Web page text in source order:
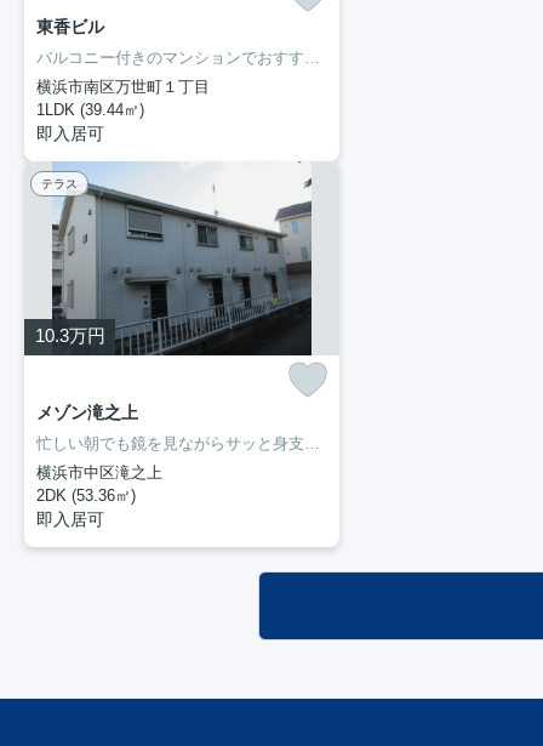
東香ビル
バルコニー付きのマンションでおすすめです。収納はシューズボックス・クロゼットなど豊富なので、衣類や履き物の整理がしやすく便利です。独立洗面台が付いているので、歯ブラシやドライヤーなどをまとめて収納できます。新着情報：東香ビルの空室情報ならコチラ。横濱長者町不動産のスタッフが住まい探しを全力でサポートいたします。お問い合わせは045-251-6681にてお待ちしております。
横浜市南区万世町１丁目
1LDK (39.44㎡)
即入居可
テラス
10.3万円
メゾン滝之上
忙しい朝でも鏡を見ながらサッと身支度を整えることができる独立洗面台を備えております。収納はクロゼット・シューズボックスなどが備え付けられているので、衣類や日用品の収納に重宝します。ぜひ一度見ていただきたい、「メゾン滝之上」です。新しい暮らしをお考えの方はどんな住まいをお求めですか。ぜひ当社にお客様のご希望をお聞かせ下さい。当スタッフが住まい探しを誠心誠意お手伝いさせていただきます。
横浜市中区滝之上
2DK (53.36㎡)
即入居可